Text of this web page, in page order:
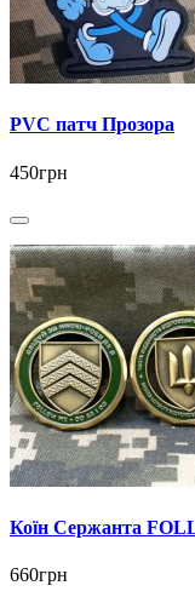
PVC патч Прозора
450грн
Коїн Сержанта
660грн